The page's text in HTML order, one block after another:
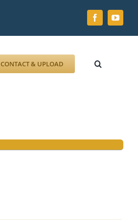
CONTACT & UPLOAD